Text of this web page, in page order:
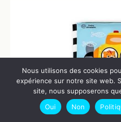
Nous utilisons des cookies
expérience sur notre site web.
site, nous supposerons
Oui
Non